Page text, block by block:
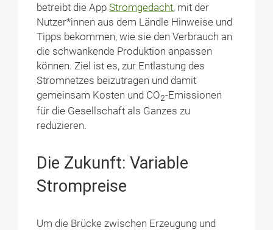
betreibt die AppStromgedacht, mit der
Nutzer*innen aus dem Ländle Hinweise und
Tipps bekommen, wie sie den Verbrauch an
die schwankende Produktion anpassen
können. Ziel ist es, zur Entlastung des
Stromnetzes beizutragen und damit
gemeinsam Kosten und CO2-Emissionen
für die Gesellschaft als Ganzes zu
reduzieren.
Die Zukunft: Variable
Strompreise
Um die Brücke zwischen Erzeugung und